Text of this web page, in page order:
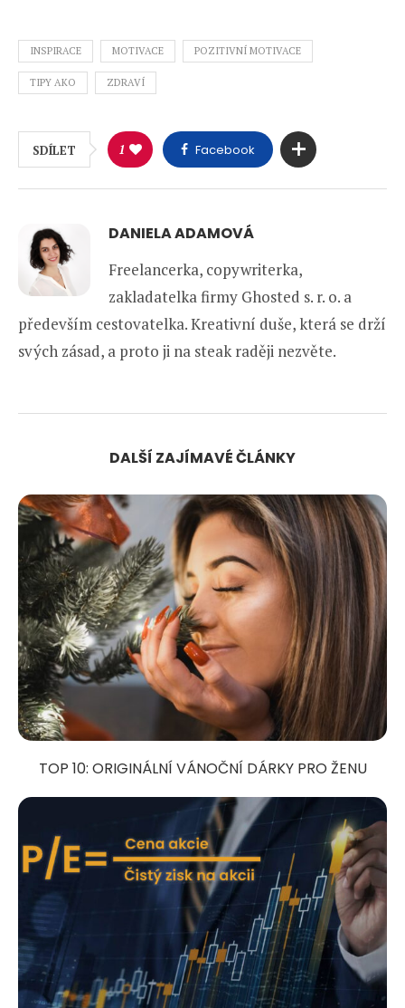
INSPIRACE MOTIVACE POZITIVNÍ MOTIVACE
TIPY AKO ZDRAVÍ
SDÍLET 1 Facebook
DANIELA ADAMOVÁ
Freelancerka, copywriterka,
zakladatelka firmy Ghosted s. r. o. a
především cestovatelka. Kreativní duše, která se drží
svých zásad, a proto ji na steak raději nezvěte.
DALŠÍ ZAJÍMAVÉ ČLÁNKY
TOP 10: ORIGINÁLNÍ VÁNOČNÍ DÁRKY PRO ŽENU